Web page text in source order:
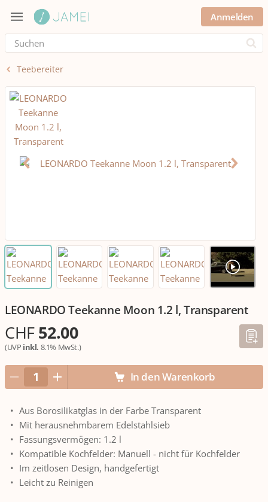
Anmelden
Teebereiter
LEONARDO Teekanne Moon 1.2 l, Transparent
CHF52.00
(UVP inkl. 8.1% MwSt.)
In den Warenkorb
Aus Borosilikatglas in der Farbe Transparent
Mit herausnehmbarem Edelstahlsieb
Fassungsvermögen: 1.2 l
Kompatible Kochfelder: Manuell - nicht für Kochfelder
Im zeitlosen Design, handgefertigt
Leicht zu Reinigen